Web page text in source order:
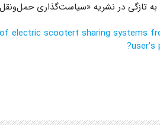
تازگی در نشریه «سیاست‌گذاری
electric scootert sharing systems
user's